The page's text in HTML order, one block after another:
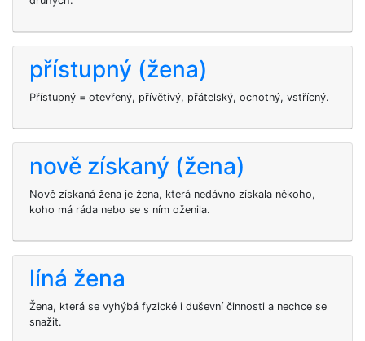
přístupný (žena)
Přístupný = otevřený, přívětivý, přátelský, ochotný, vstřícný.
nově získaný (žena)
Nově získaná žena je žena, která nedávno získala někoho,
koho má ráda nebo se s ním oženila.
líná žena
Žena, která se vyhýbá fyzické i duševní činnosti a nechce se
snažit.